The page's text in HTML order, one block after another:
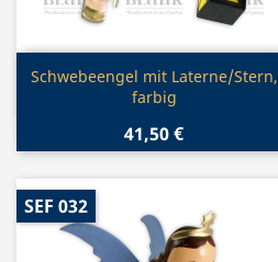
Vorschau
Schwebeengel mit Laterne/Stern,
farbig
41,50 €
SEF 032